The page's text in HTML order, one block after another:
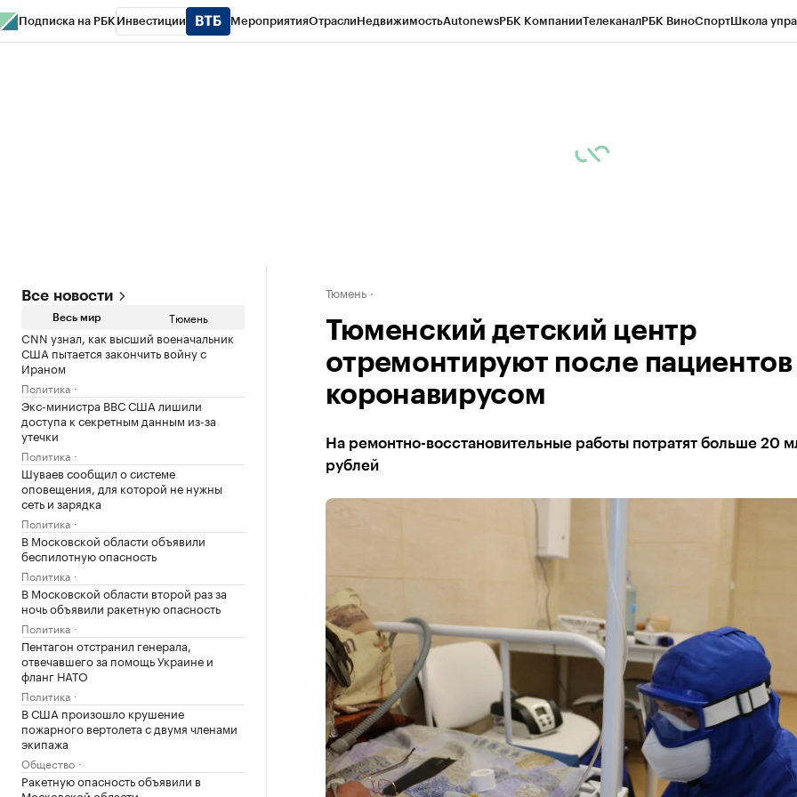
Подписка на РБК Инвестиции МероприятияОтраслиНедвижимостьAutonewsРБК КомпанииТелеканалРБК ВиноСпортШкола
Все новости
Весь мир Тюмень
CNN узнал, как высший военачальник
США пытается закончить войну с
Ираном
Политика
Экс-министра ВВС США лишили
доступа к секретным данным из-за
утечки
Политика
Шуваев сообщил о системе
оповещения, для которой не нужны
сеть и зарядка
Политика
В Московской области объявили
беспилотную опасность
Политика
В Московской области второй раз за
ночь объявили ракетную опасность
Политика
Пентагон отстранил генерала,
отвечавшего за помощь Украине и
фланг НАТО
Политика
В США произошло крушение
пожарного вертолета с двумя членами
экипажа
Общество
Ракетную опасность объявили в
Тюмень
Тюменский детский центр
отремонтируют после пациентов
коронавирусом
На ремонтно-восстановительные работы потратят больше 20
рублей